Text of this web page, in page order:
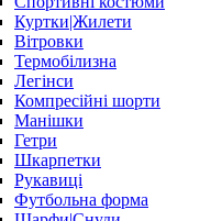
Куртки|Жилети
Вітровки
Термобілизна
Легінси
Компресійні шорти
Манішки
Гетри
Шкарпетки
Рукавиці
Футбольна форма